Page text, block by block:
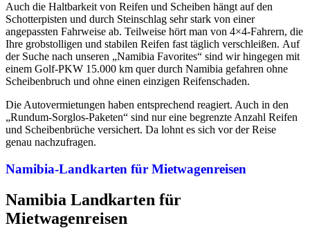
Auch die Haltbarkeit von Reifen und Scheiben hängt auf den
Schotterpisten und durch Steinschlag sehr stark von einer
angepassten Fahrweise ab. Teilweise hört man von 4×4-Fahrern, die
Ihre grobstolligen und stabilen Reifen fast täglich verschleißen. Auf
der Suche nach unseren „Namibia Favorites“ sind wir hingegen mit
einem Golf-PKW 15.000 km quer durch Namibia gefahren ohne
Scheibenbruch und ohne einen einzigen Reifenschaden.
Die Autovermietungen haben entsprechend reagiert. Auch in den
„Rundum-Sorglos-Paketen“ sind nur eine begrenzte Anzahl Reifen
und Scheibenbrüche versichert. Da lohnt es sich vor der Reise
genau nachzufragen.
Namibia-Landkarten für Mietwagenreisen
Namibia Landkarten für
Mietwagenreisen